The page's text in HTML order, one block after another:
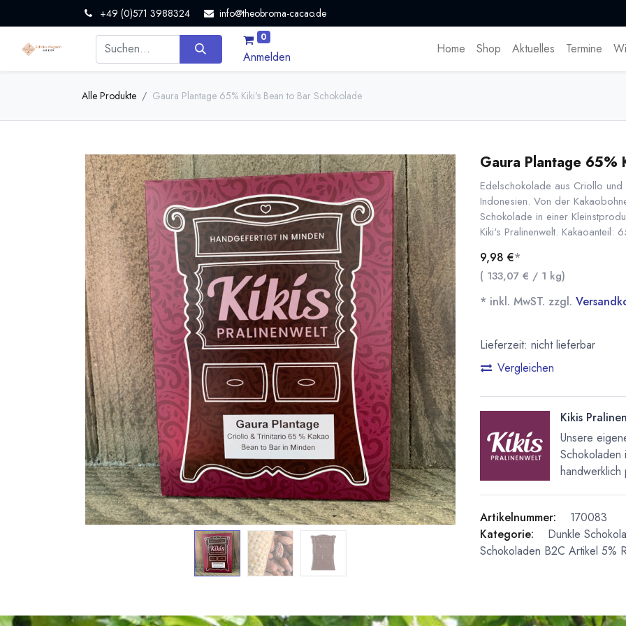
+49 (0)571 3988324 info@theobroma-cacao.de
0
Anmelden
Home Shop Aktuelles Termine
Alle Produkte Gaura Plantage 65% Kiki's Bean to Bar Schokolade
Gaura Plantage 65%
Edelschokolade aus Criollo
Indonesien. Von der
Schokolade in einer
Kiki's Pralinenwelt. Kakaoanteil:
9,98 €*
( 133,07 € / 1 kg)
* inkl. MwST. zzgl.
Lieferzeit: nicht lieferbar
Vergleichen
Kikis
Unsere
handwerklich
Artikelnummer:
170083
Kategorie:
Dunkle
Schokoladen B2C Artikel 5%